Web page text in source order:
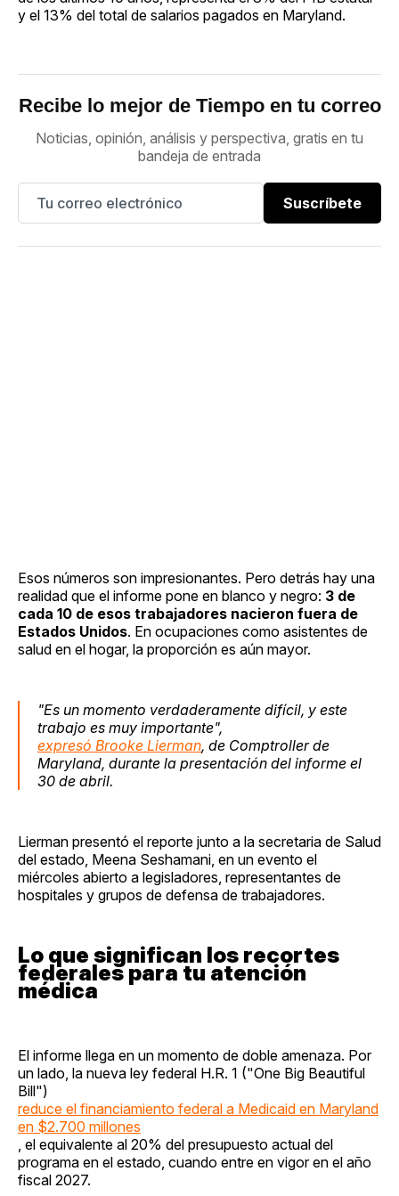
y el 13% del total de salarios pagados en Maryland.
Recibe lo mejor de Tiempo en tu correo
Noticias, opinión, análisis y perspectiva, gratis en tu
bandeja de entrada
Suscríbete
Esos números son impresionantes. Pero detrás hay una
realidad que el informe pone en blanco y negro: 3 de
cada 10 de esos trabajadores nacieron fuera de
Estados Unidos. En ocupaciones como asistentes de
salud en el hogar, la proporción es aún mayor.
"Es un momento verdaderamente difícil, y este
trabajo es muy importante",
expresó Brooke Lierman, de Comptroller de
Maryland, durante la presentación del informe el
30 de abril.
Lierman presentó el reporte junto a la secretaria de Salud
del estado, Meena Seshamani, en un evento el
miércoles abierto a legisladores, representantes de
hospitales y grupos de defensa de trabajadores.
Lo que significan los recortes
federales para tu atención
médica
El informe llega en un momento de doble amenaza. Por
un lado, la nueva ley federal H.R. 1 ("One Big Beautiful
Bill")
reduce el financiamiento federal a Medicaid en Maryland
en $2.700 millones
, el equivalente al 20% del presupuesto actual del
programa en el estado, cuando entre en vigor en el año
fiscal 2027.